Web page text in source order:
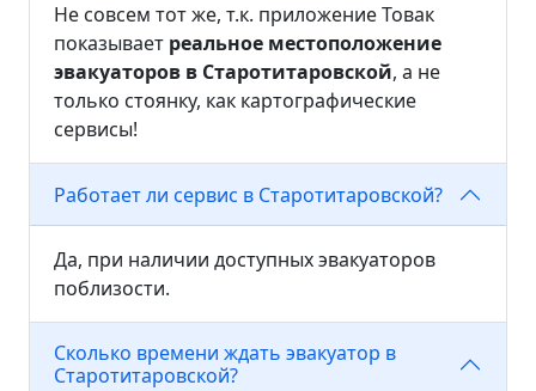
Не совсем тот же, т.к. приложение Товак
показывает реальное местоположение
эвакуаторов в Старотитаровской, а не
только стоянку, как картографические
сервисы!
Работает ли сервис в Старотитаровской?
Да, при наличии доступных эвакуаторов
поблизости.
Сколько времени ждать эвакуатор в
Старотитаровской?